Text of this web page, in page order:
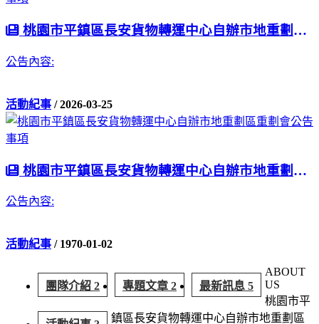
桃園市平鎮區長安貨物轉運中心自辦市地重劃區重劃會公告事項
公告內容:
活動紀事 / 2026-03-25
桃園市平鎮區長安貨物轉運中心自辦市地重劃區重劃會公告事項
公告內容:
活動紀事 / 1970-01-02
團隊介紹 2 專題文章 2 最新訊息 5
ABOUT
US
桃園市平
鎮區長安貨物轉運中心自辦市地重劃區